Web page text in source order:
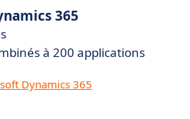
365
à 200 applications
Dynamics 365